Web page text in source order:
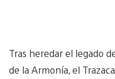
Tras heredar el legado
de la Armonía, el